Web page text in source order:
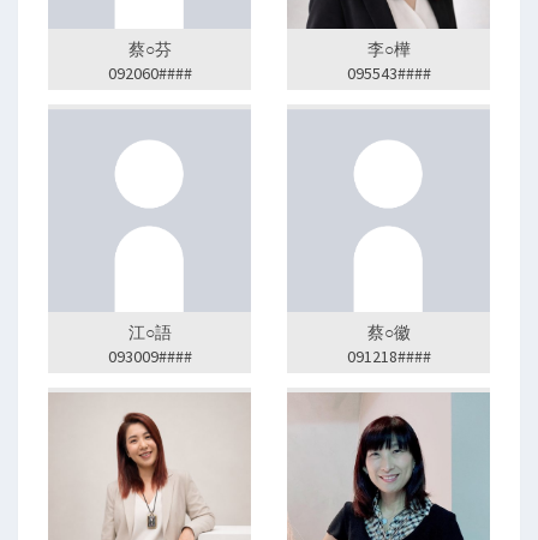
蔡○芬
092060####
李○樺
095543####
江○語
093009####
蔡○徽
091218####